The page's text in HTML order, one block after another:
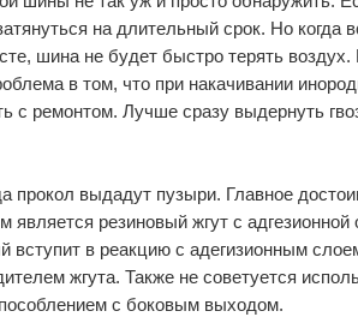
на длительный срок. Но когда
шина не будет быстро терять
в том, что при накачивании
с ремонтом. Лучше сразу выдернуть
прокол выдадут пузыри. Главное
резиновый жгут с адгезионной
вступит в реакцию с адегизионным
жгута. Также не советуется
с боковым выходом.